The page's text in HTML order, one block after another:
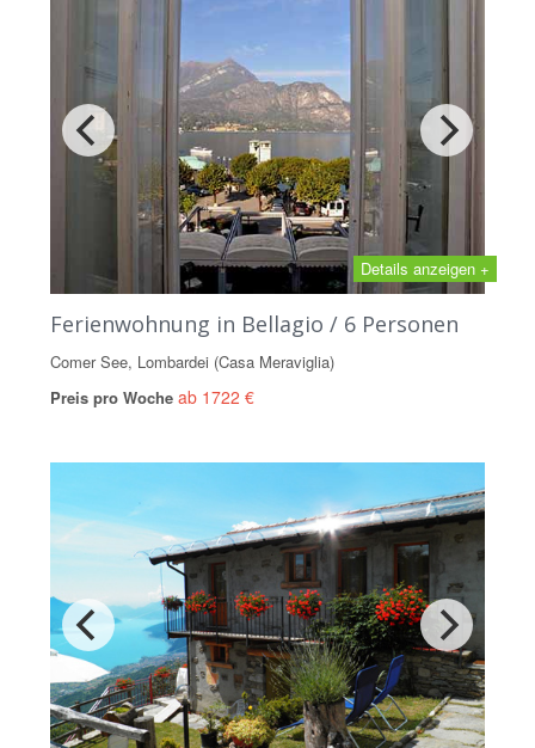
Details anzeigen +
Ferienwohnung in Bellagio / 6 Personen
Comer See, Lombardei (Casa Meraviglia)
Preis pro Woche ab 1722 €